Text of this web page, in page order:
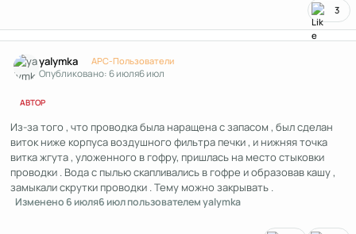
3
yalymka APC-Пользователи
Опубликовано:6 июля6 июл
АВТОР
Из-за того , что проводка была наращена с запасом , был сделан
виток ниже корпуса воздушного фильтра печки , и нижняя точка
витка жгута , уложенного в гофру, пришлась на место стыковки
проводки . Вода с пылью скапливались в гофре и образовав кашу ,
замыкали скрутки проводки . Тему можно закрывать .
Изменено 6 июля6 июлпользователем yalymka